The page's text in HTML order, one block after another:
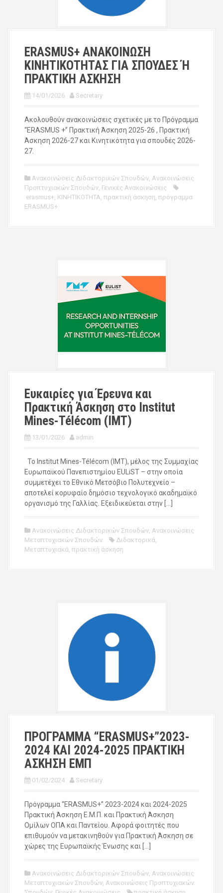
ERASMUS+ ΑΝΑΚΟΙΝΩΣΗ
ΚΙΝΗΤΙΚΟΤΗΤΑΣ ΓΙΑ ΣΠΟΥΔΕΣ Ή
ΠΡΑΚΤΙΚΗ ΑΣΚΗΣΗ
14/01/2026 Secretary
Ακολουθούν ανακοινώσεις σχετικές με το Πρόγραμμα
“ERASMUS +” Πρακτική Άσκηση 2025-26 , Πρακτική
Άσκηση 2026-27 και Κινητικότητα για σπουδές 2026-
27.
Ανακοινώσεις Διδακτορικών Σπουδών, Ανακοινώσεις
Προπτυχιακών Σπουδών, Γενικές Ανακοινώσεις
erasmus+, ΚΙΝΗΤΙΚΟΤΗΤΑ, πρακτική άσκηση, πρόγραμμα
ERASMUS+
Ευκαιρίες για Έρευνα και
Πρακτική Άσκηση στο Institut
Mines-Télécom (IMT)
13/01/2026 admin
Το Institut Mines-Télécom (IMT), μέλος της Συμμαχίας
Ευρωπαϊκού Πανεπιστημίου EULiST – στην οποία
συμμετέχει το Εθνικό Μετσόβιο Πολυτεχνείο –
αποτελεί κορυφαίο δημόσιο τεχνολογικό ακαδημαϊκό
οργανισμό της Γαλλίας. Εξειδικεύεται στην […]
Ανακοινώσεις Διδακτορικών Σπουδών, Ανακοινώσεις
Μεταπτυχιακών Σπουδών
Διδακτορικά,
Μεταπτυχιακά, πρακτική άσκηση
ΠΡΟΓΡΑΜΜΑ “ERASMUS+”2023-
2024 ΚΑΙ 2024-2025 ΠΡΑΚΤΙΚΗ
ΑΣΚΗΣΗ ΕΜΠ
01/02/2024 Secretary
Πρόγραμμα “ERASMUS+” 2023-2024 και 2024-2025
Πρακτική Άσκηση Ε.Μ.Π. και Πρακτική Άσκηση
Ομίλων ΟΠΑ και Παντείου. Αφορά φοιτητές που
επιθυμούν να μετακινηθούν για Πρακτική Άσκηση σε
χώρες της Ευρωπαϊκής Ένωσης και […]
Ανακοινώσεις Διδακτορικών Σπουδών, Ανακοινώσεις
Μεταπτυχιακών Σπουδών, Ανακοινώσεις Προπτυχιακών